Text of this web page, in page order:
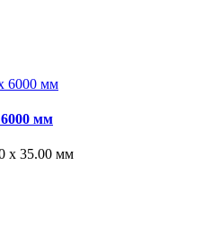
6000 мм
х 35.00 мм